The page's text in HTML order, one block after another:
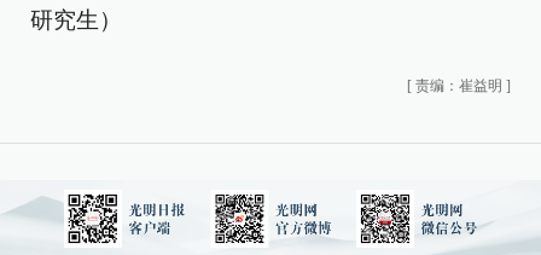
研究生）
[ 责编：崔益明 ]